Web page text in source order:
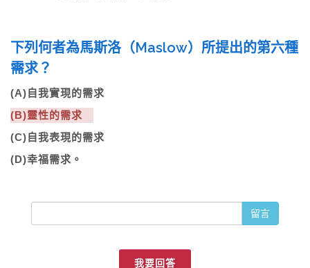
下列何者為馬斯洛（Maslow）所提出的第六種
需求？
(A)自我實現的需求
(B)靈性的需求
(C)自我表現的需求
(D)幸福需求。
留言
我要回答